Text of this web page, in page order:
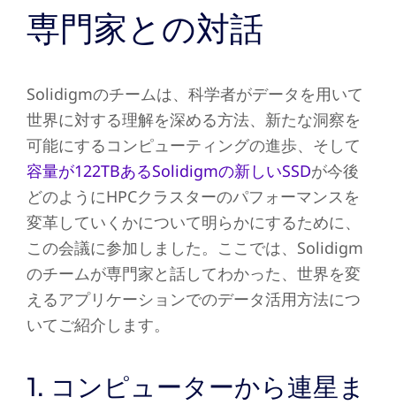
専門家との対話
Solidigmのチームは、科学者がデータを用いて
世界に対する理解を深める方法、新たな洞察を
可能にするコンピューティングの進歩、そして
容量が122TBあるSolidigmの新しいSSDが今後
どのようにHPCクラスターのパフォーマンスを
変革していくかについて明らかにするために、
この会議に参加しました。ここでは、Solidigm
のチームが専門家と話してわかった、世界を変
えるアプリケーションでのデータ活用方法につ
いてご紹介します。
1. コンピューターから連星ま